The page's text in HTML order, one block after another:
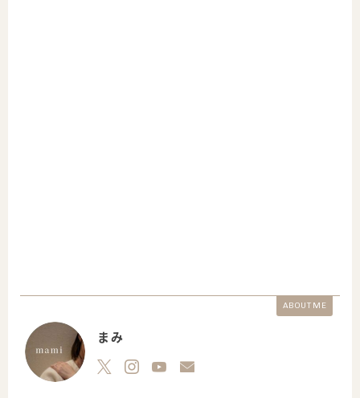
ABOUT ME
まみ